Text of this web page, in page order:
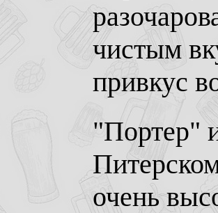
чистым
привкус
"Портер"
очень